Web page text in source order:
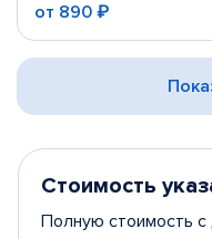
от 890 ₽
Стоимость
Полную стоимость с